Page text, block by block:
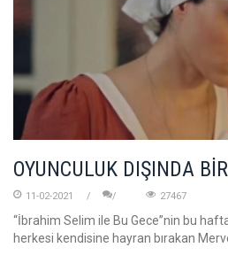
OYUNCULUK DIŞINDA
11-02-2021 27467
“İbrahim Selim ile Bu Gece”nin bu
herkesi kendisine hayran bırakan